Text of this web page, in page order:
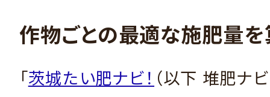
作物ごとの最適な施肥量
「茨城たい肥ナビ！ （以下 堆肥ナビ